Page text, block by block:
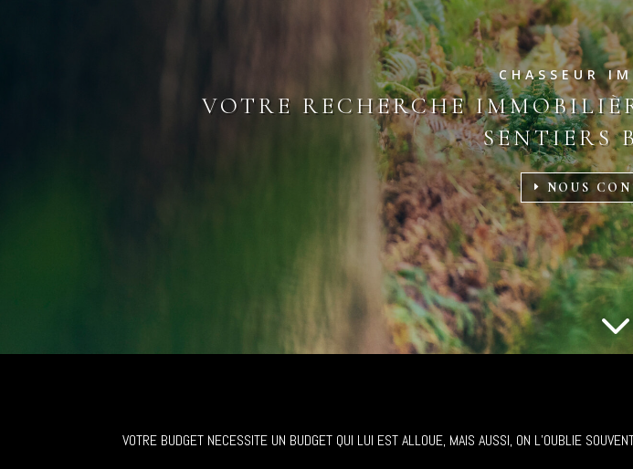
CHASSEUR
VOTRE RECHERCHE
SENTIERS
NOUS
VOTRE BUDGET NECESSITE UN BUDGET QUI LUI EST ALLOUE, MAIS AUSSI, ON L’OUBLIE